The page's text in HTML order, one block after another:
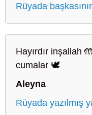
Rüyada
Hayırdır inşallah
cumalar 🕊️
Aleyna
Rüyada yazılmış